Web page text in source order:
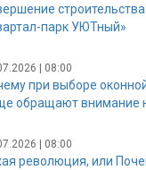
парк УЮТный»
| 08:00
при выборе
обращают внимание
| 08:00
революция, или